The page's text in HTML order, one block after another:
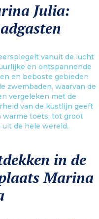
Julia:
vanuit de lucht
en ontspannende
en beboste gebieden
zwembaden, waarvan de
vergeleken met de
van de kustlijn geeft
warme toets, tot groot
de hele wereld.
in de
Marina